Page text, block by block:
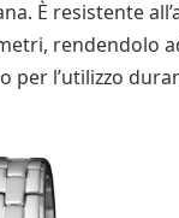
È resistente
rendendolo
per l’utilizzo